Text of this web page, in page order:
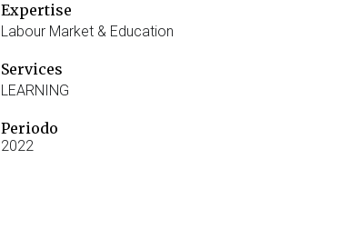
Expertise
Labour Market & Education
Services
LEARNING
Periodo
2022